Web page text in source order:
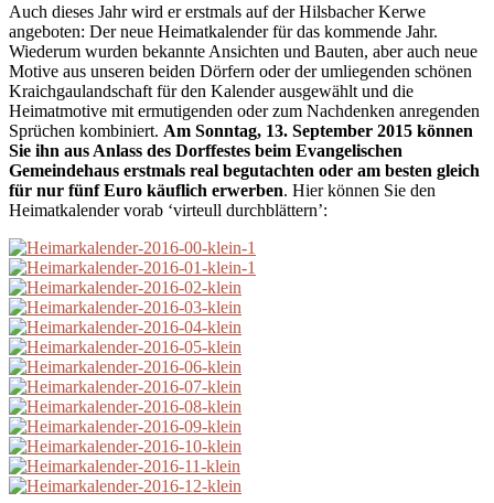
Auch dieses Jahr wird er erstmals auf der Hilsbacher Kerwe
angeboten: Der neue Heimatkalender für das kommende Jahr.
Wiederum wurden bekannte Ansichten und Bauten, aber auch neue
Motive aus unseren beiden Dörfern oder der umliegenden schönen
Kraichgaulandschaft für den Kalender ausgewählt und die
Heimatmotive mit ermutigenden oder zum Nachdenken anregenden
Sprüchen kombiniert. Am Sonntag, 13. September 2015 können
Sie ihn aus Anlass des Dorffestes beim Evangelischen
Gemeindehaus erstmals real begutachten oder am besten gleich
für nur fünf Euro käuflich erwerben. Hier können Sie den
Heimatkalender vorab ‘virteull durchblättern’: